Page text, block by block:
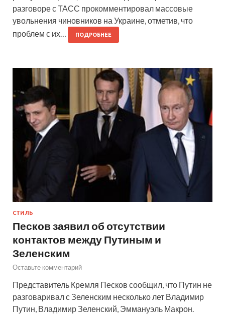
разговоре с ТАСС прокомментировал массовые
увольнения чиновников на Украине, отметив, что
проблем с их…
ПОДРОБНЕЕ
СТИЛЬ
Песков заявил об отсутствии
контактов между Путиным и
Зеленским
Оставьте комментарий
Представитель Кремля Песков сообщил, что Путин не
разговаривал с Зеленским несколько лет Владимир
Путин, Владимир Зеленский, Эммануэль Макрон.